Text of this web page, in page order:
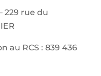
229 rue du
au RCS : 839 436